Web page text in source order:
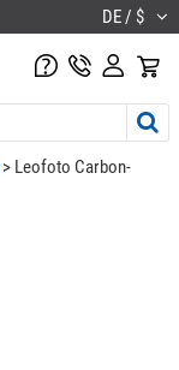
DE / $
> Leofoto Carbon-